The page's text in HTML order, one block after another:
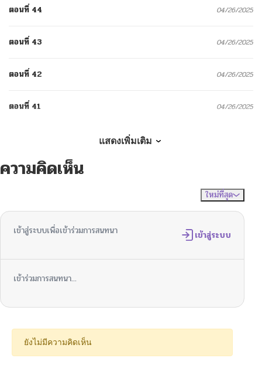
ตอนที่ 44 04/26/2025
ตอนที่ 43 04/26/2025
ตอนที่ 42 04/26/2025
ตอนที่ 41 04/26/2025
ตอนที่ 39
04/26/2025
ตอนที่ 37 04/26/2025
04/26/2025
ตอนที่ 34 04/26/2025
แสดงเพิ่มเติม
ความคิดเห็น
ใหม่ที่สุด
เข้าสู่ระบบเพื่อเข้าร่วมการสนทนา เข้าสู่ระบบ
เข้าร่วมการสนทนา...
ยังไม่มีความคิดเห็น